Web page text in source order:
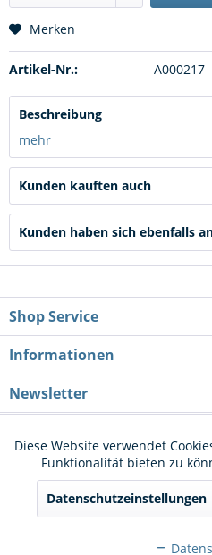
Merken
Artikel-Nr.: A000217
Beschreibung
mehr
Kunden kauften auch
Kunden haben sich ebenfalls
Shop Service
Informationen
Newsletter
* Alle Preise inkl. gesetzl.
Nachnahmegebühren, wenn
Cookie-Einstellungen
Funktionale
Marketing
Diese Website verwendet
Funktionalität bieten zu
Datenschutzeinstellungen